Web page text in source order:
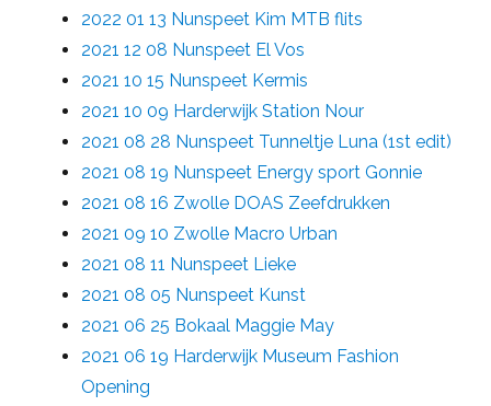
2022 01 13 Nunspeet Kim MTB flits
2021 12 08 Nunspeet El Vos
2021 10 15 Nunspeet Kermis
2021 10 09 Harderwijk Station Nour
2021 08 28 Nunspeet Tunneltje Luna (1st edit)
2021 08 19 Nunspeet Energy sport Gonnie
2021 08 16 Zwolle DOAS Zeefdrukken
2021 09 10 Zwolle Macro Urban
2021 08 11 Nunspeet Lieke
2021 08 05 Nunspeet Kunst
2021 06 25 Bokaal Maggie May
2021 06 19 Harderwijk Museum Fashion
Opening